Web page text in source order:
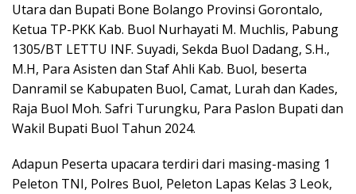
Utara dan Bupati Bone Bolango Provinsi Gorontalo,
Ketua TP-PKK Kab. Buol Nurhayati M. Muchlis, Pabung
1305/BT LETTU INF. Suyadi, Sekda Buol Dadang, S.H.,
M.H, Para Asisten dan Staf Ahli Kab. Buol, beserta
Danramil se Kabupaten Buol, Camat, Lurah dan Kades,
Raja Buol Moh. Safri Turungku, Para Paslon Bupati dan
Wakil Bupati Buol Tahun 2024.
Adapun Peserta upacara terdiri dari masing-masing 1
Peleton TNI, Polres Buol, Peleton Lapas Kelas 3 Leok,